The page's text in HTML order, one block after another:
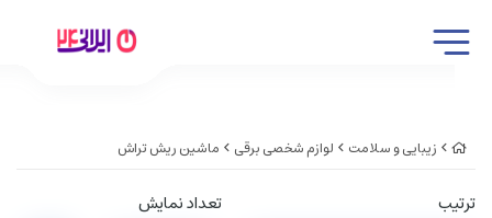
زیبایی و سلامت لوازم شخصی برقی ماشین ریش تراش
ترتیب تعداد نمایش